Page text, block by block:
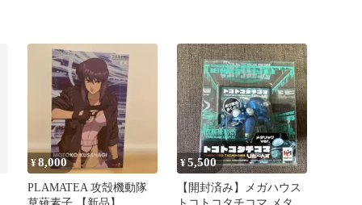
¥8,000
PLAMATEA 攻殻機動隊
¥5,500
【開封済み】メガハウス